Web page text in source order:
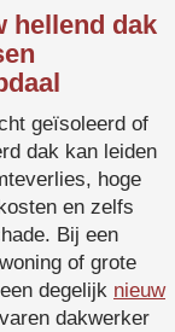
hellend dak
geïsoleerd of
dak kan leiden
hoge
en zelfs
Bij een
of grote
degelijk nieuw
dakwerker